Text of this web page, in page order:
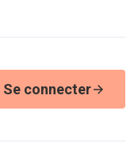
Se connecter